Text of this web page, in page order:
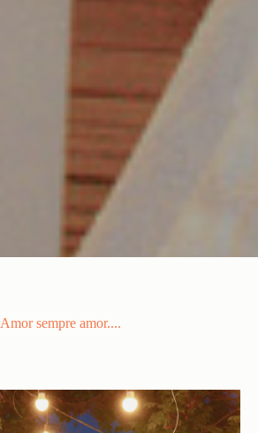
Amor sempre amor....